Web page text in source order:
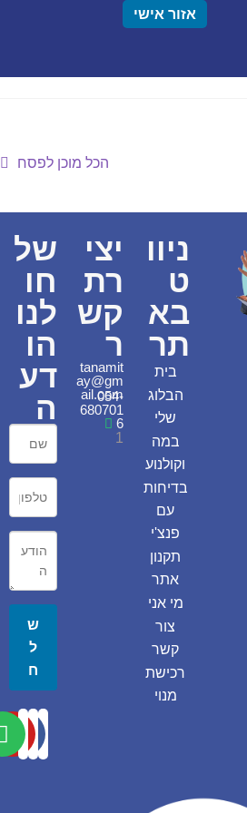
אזור אישי
הכל מוכן לפסח
ניוו
ט
בא
תר
בית
הבלוג
שלי
במה
וקולנוע
בדיחות
עם
פנצ'י
תקנון
אתר
מי אני
צור
קשר
רכישת
מנוי
יצי
רת
קש
ר
tanamit
ay@gm
ail.com
054-
680701
6
1
של
חו
לנו
הו
דע
ה
ש
ל
ח